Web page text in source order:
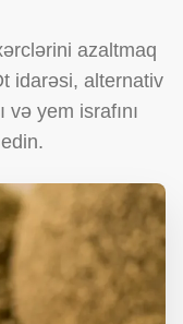
azaltmaq
idarəsi, alternativ
yem israfını